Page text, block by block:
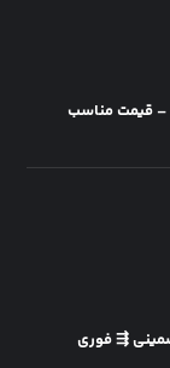
– قیمت مناسب
⇶ فوری